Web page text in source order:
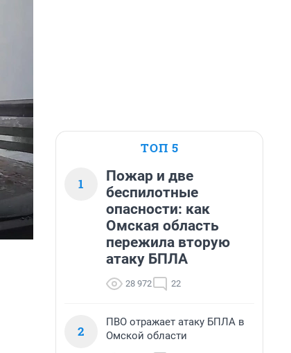
ТОП 5
1
Пожар и две
беспилотные
опасности: как
Омская область
пережила вторую
атаку БПЛА
28 972 22
2
ПВО отражает атаку БПЛА в
Омской области